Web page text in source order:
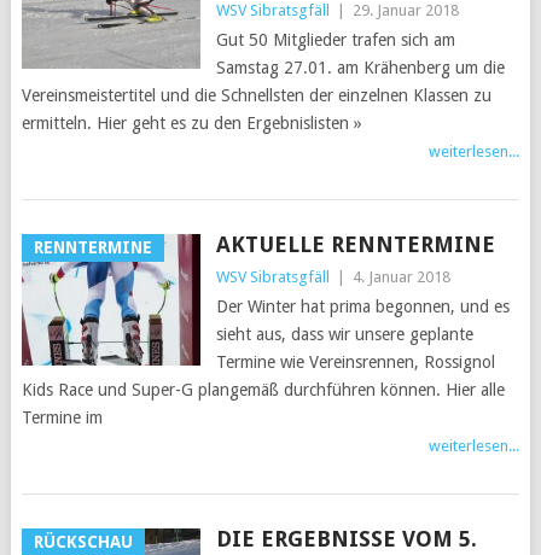
WSV Sibratsgfäll 29. Januar 2018
Gut 50 Mitglieder trafen sich am
Samstag 27.01. am Krähenberg um die
Vereinsmeistertitel und die Schnellsten der einzelnen Klassen zu
ermitteln. Hier geht es zu den Ergebnislisten »
weiterlesen...
RENNTERMINE AKTUELLE RENNTERMINE
WSV Sibratsgfäll 4. Januar 2018
Der Winter hat prima begonnen, und es
sieht aus, dass wir unsere geplante
Termine wie Vereinsrennen, Rossignol
Kids Race und Super-G plangemäß durchführen können. Hier alle
Termine im
weiterlesen...
RÜCKSCHAU
DIE ERGEBNISSE VOM 5.